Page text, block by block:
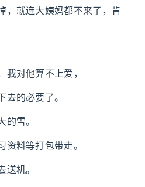
，就连大姨妈都不来了，肯
我对他算不上爱，
的必要了。
雪。
料等打包带走。
机。